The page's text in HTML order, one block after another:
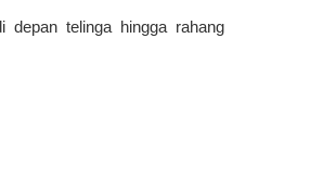
depan telinga hingga rahang